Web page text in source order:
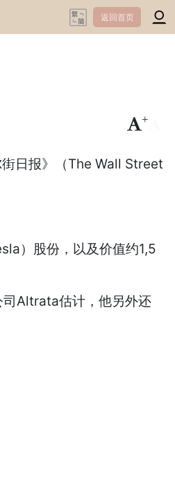
返回首页
+
日报》（The Wall Street
）股份，以及价值约1,5
Altrata估计，他另外还